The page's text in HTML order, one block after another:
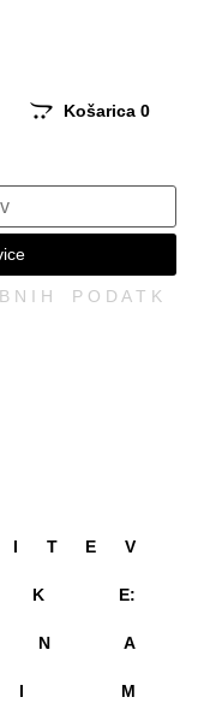
Košarica 0
N I H P O D A T K
I T E V
E:
A
M